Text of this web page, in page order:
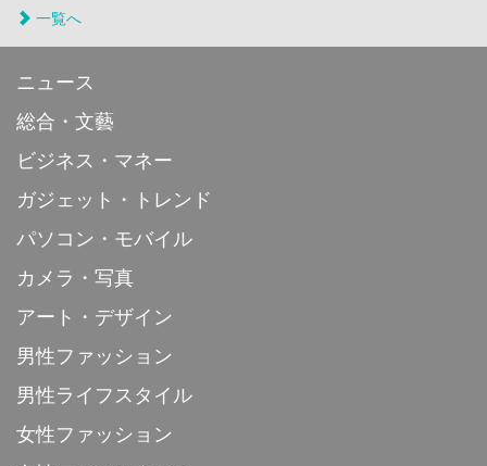
一覧へ
ニュース
総合・文藝
ビジネス・マネー
ガジェット・トレンド
パソコン・モバイル
カメラ・写真
アート・デザイン
男性ファッション
男性ライフスタイル
女性ファッション